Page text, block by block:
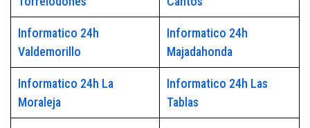
Informatico 24h
Valdemorillo
Informatico 24h
Majadahonda
Informatico 24h La
Moraleja
Informatico 24h Las
Tablas